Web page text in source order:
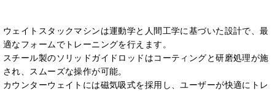
ウェイトスタックマシンは運動学と人間工学に基づいた設計で、最
適なフォームでトレーニングを行えます。
スチール製のソリッドガイドロッドはコーティングと研磨処理が施
され、スムーズな操作が可能。
カウンターウェイトには磁気吸式を採用し、ユーザーが快適にトレ